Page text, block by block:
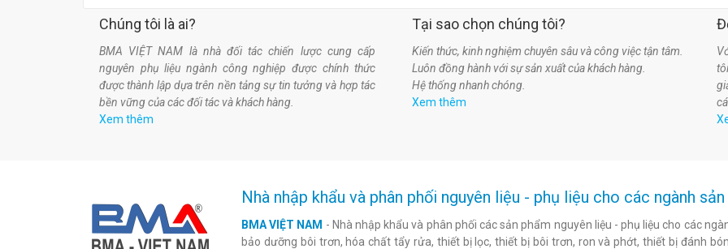
Chúng tôi là ai?
BMA VIỆT NAM là nhà đối tác chiến lược cung cấp
nguyên phụ liệu ngành công nghiệp được chính thức
được thành lập dựa trên nền tảng sự tin tưởng và hợp tác
bền vững của các đối tác và khách hàng.
Xem thêm
Tại sao chọn chúng tôi?
Kiến thức, kinh nghiệm chuyên sâu và công việc tận tâm.
Luôn đồng hành với sự sản xuất của khách hàng.
Hệ thống nhanh chóng.
Xem thêm
Nhà nhập khẩu và phân phối nguyên liệu - phụ liệu cho các ngành
BMA VIỆT NAM - Nhà nhập khẩu và phân phối các sản phẩm nguyên liệu - phụ liệu cho các
bảo dưỡng bôi trơn, hóa chất tẩy rửa, thiết bị lọc, thiết bị bôi trơn, ron và phớt, thiết bị đánh